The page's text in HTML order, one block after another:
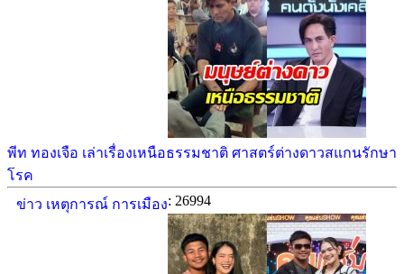
พีท ทองเจือ เล่าเรื่องเหนือธรรมชาติ ศาสตร์ต่างดาวสแกนรักษา
โรค
ข่าว เหตุการณ์ การเมือง: 26994